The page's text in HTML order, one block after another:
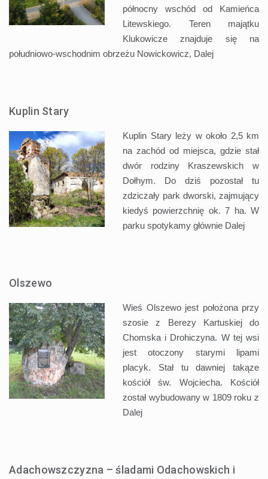
północny wschód od Kamieńca
Litewskiego. Teren majątku
Klukowicze znajduje się na
południowo-wschodnim obrzeżu Nowickowicz, Dalej
Kuplin Stary
Kuplin Stary leży w około 2,5 km
na zachód od miejsca, gdzie stał
dwór rodziny Kraszewskich w
Dołhym. Do dziś pozostał tu
zdziczały park dworski, zajmujący
kiedyś powierzchnię ok. 7 ha. W
parku spotykamy głównie Dalej
Olszewo
Wieś Olszewo jest położona przy
szosie z Berezy Kartuskiej do
Chomska i Drohiczyna. W tej wsi
jest otoczony starymi lipami
placyk. Stał tu dawniej takąze
kościół św. Wojciecha. Kościół
został wybudowany w 1809 roku z
Dalej
Adachowszczyzna – śladami Odachowskich i